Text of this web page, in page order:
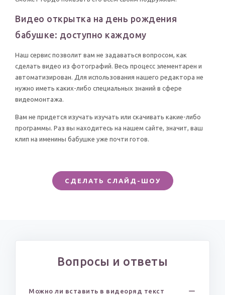
Видео открытка на день рождения
бабушке: доступно каждому
Наш сервис позволит вам не задаваться вопросом, как
сделать видео из фотографий. Весь процесс элементарен и
автоматизирован. Для использования нашего редактора не
нужно иметь каких-либо специальных знаний в сфере
видеомонтажа.
Вам не придется изучать изучать или скачивать какие-либо
программы. Раз вы находитесь на нашем сайте, значит, ваш
клип на именины бабушке уже почти готов.
СДЕЛАТЬ СЛАЙД-ШОУ
Вопросы и ответы
Можно ли вставить в видеоряд текст